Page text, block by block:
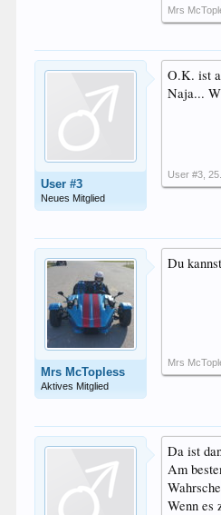
Mrs
User #3
Neues Mitglied
O.K. ist
Naja...
User #3
Mrs McTopless
Aktives Mitglied
Du
Mrs
Da ist
Am
Wenn es